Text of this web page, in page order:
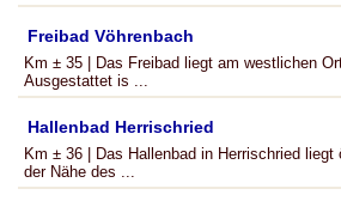
Freibad Vöhrenbach
Km ± 35 | Das Freibad liegt am westlichen
Ausgestattet is ...
Hallenbad Herrischried
Km ± 36 | Das Hallenbad in Herrischried
der Nähe des ...